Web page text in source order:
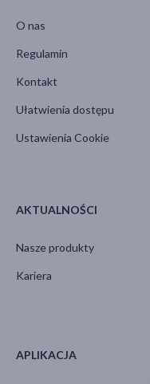
O nas
Regulamin
Kontakt
Ułatwienia dostępu
Ustawienia Cookie
AKTUALNOŚCI
Nasze produkty
Kariera
APLIKACJA